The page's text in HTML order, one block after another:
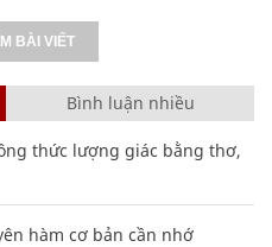
BÀI VIẾT
Bình luận nhiều
thức lượng giác bằng thơ,
hàm cơ bản cần nhớ